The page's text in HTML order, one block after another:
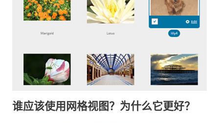
谁应该使用网格视图？为什么它更好？